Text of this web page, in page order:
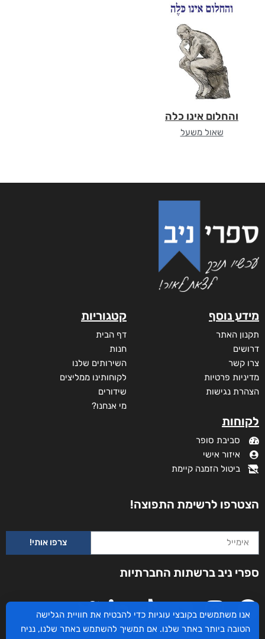
והחלום אינו כלה
שאול משעל
מידע נוסף
תקנון האתר
דרושים
צרו קשר
מדיניות פרטיות
הצהרת נגישות
לקוחות
סביבת סופר
איזור אישי
ביטול הזמנה קיימת
קטגוריות
דף הבית
חנות
השירותים שלנו
לקוחותינו ממליצים
שידורים
מי אנחנו?
הצטרפו לרשימת התפוצה!
צרפו אותי!
ספרי ניב ברשתות החברתיות
אנו משתמשים בקובצי עוגיות כדי להבטיח את חוויית הגלישה
הטובה ביותר באתר שלנו. אם תמשיך להשתמש באתר שלנו, נניח